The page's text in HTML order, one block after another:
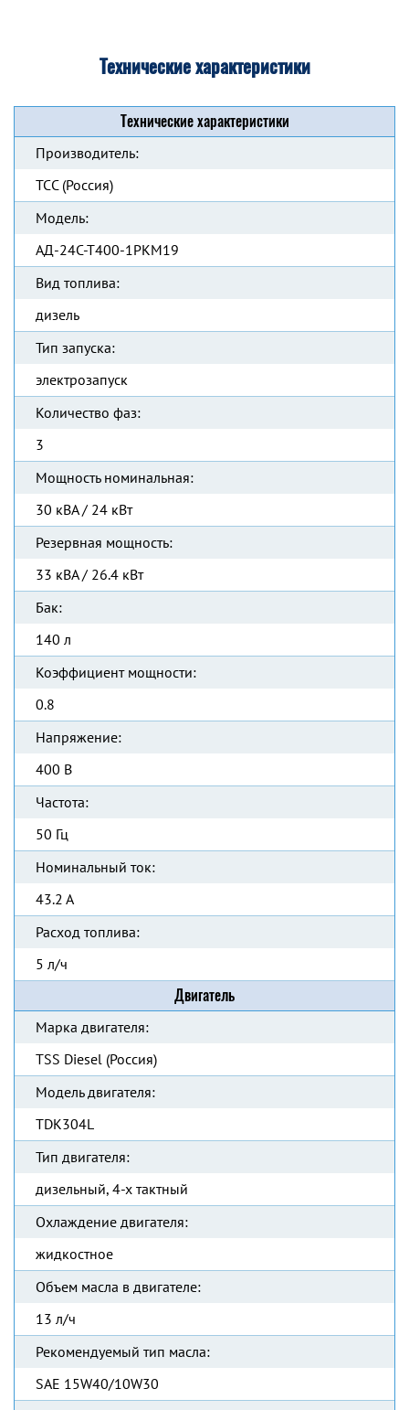
Технические характеристики
Технические характеристики
Производитель:
ТСС (Россия)
Модель:
АД-24С-Т400-1РКМ19
Вид топлива:
дизель
Тип запуска:
электрозапуск
Количество фаз:
3
Мощность номинальная:
30 кВА / 24 кВт
Резервная мощность:
33 кВА / 26.4 кВт
Бак:
140 л
Коэффициент мощности:
0.8
Напряжение:
400 В
Частота:
50 Гц
Номинальный ток:
43.2 А
Расход топлива:
5 л/ч
Двигатель
Марка двигателя:
TSS Diesel (Россия)
Модель двигателя:
TDК304L
Тип двигателя:
дизельный, 4-х тактный
Охлаждение двигателя:
жидкостное
Объем масла в двигателе:
13 л/ч
Рекомендуемый тип масла:
SAE 15W40/10W30